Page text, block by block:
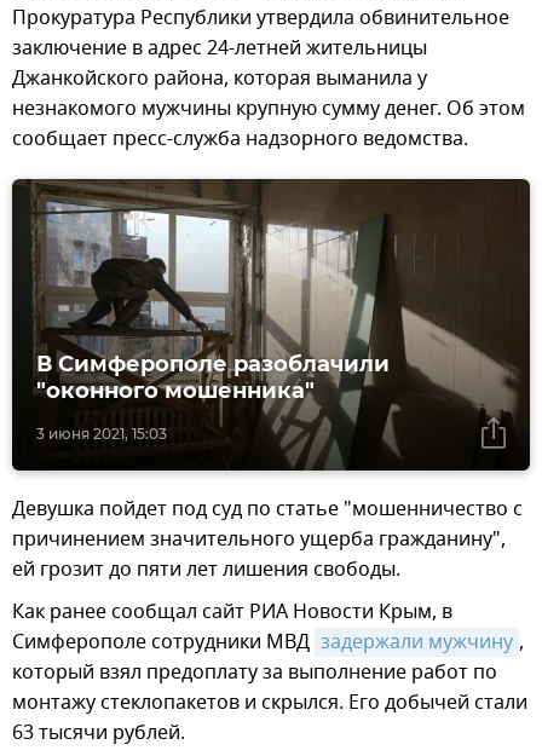
Прокуратура Республики утвердила обвинительное
заключение в адрес 24-летней жительницы
Джанкойского района, которая выманила у
незнакомого мужчины крупную сумму денег. Об этом
сообщает пресс-служба надзорного ведомства.
3 июня 2021, 15:03
В Симферополе разоблачили
"оконного мошенника"
Девушка пойдет под суд по статье "мошенничество с
причинением значительного ущерба гражданину",
ей грозит до пяти лет лишения свободы.
Как ранее сообщал сайт РИА Новости Крым, в
Симферополе сотрудники МВД задержали мужчину ,
который взял предоплату за выполнение работ по
монтажу стеклопакетов и скрылся. Его добычей стали
63 тысячи рублей.